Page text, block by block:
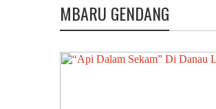
MBARU GENDANG